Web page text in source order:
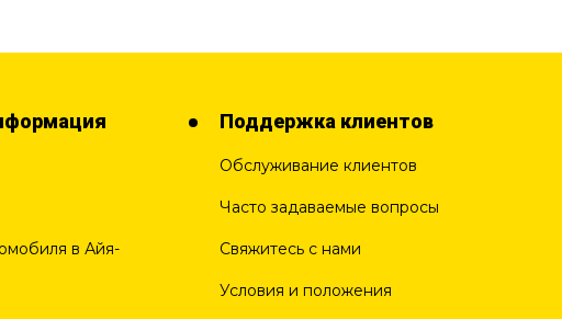
в Айя-
Поддержка клиентов
Обслуживание клиентов
Часто задаваемые вопросы
Свяжитесь с нами
Условия и положения